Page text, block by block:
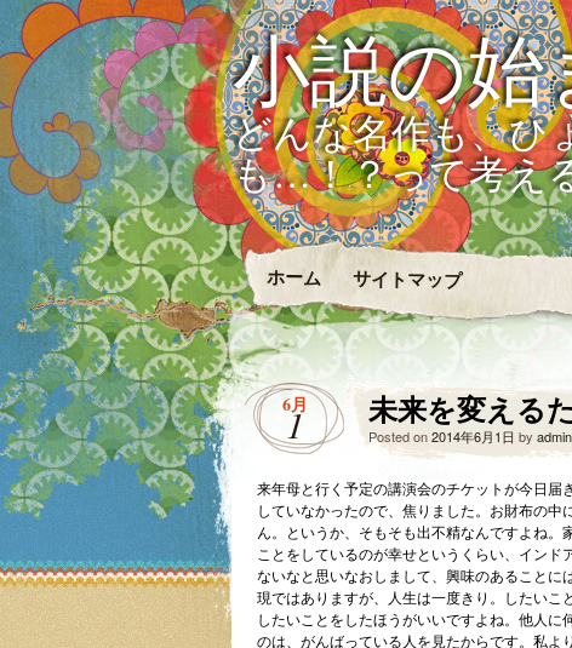
小説の
どんな名作も、ひ
も…！？って考え
ホーム サイトマップ
6月
1 未来を変える
Posted on2014年6月1日 by admin
来年母と行く予定の講演会のチケットが今日
していなかったので、焦りました。お財布の
ん。というか、そもそも出不精なんですよね
ことをしているのが幸せというくらい、イン
ないなと思いなおしまして、興味のあること
現ではありますが、人生は一度きり。したいこ
したいことをしたほうがいいですよね。他人
のは、がんばっている人を見たからです。私よ